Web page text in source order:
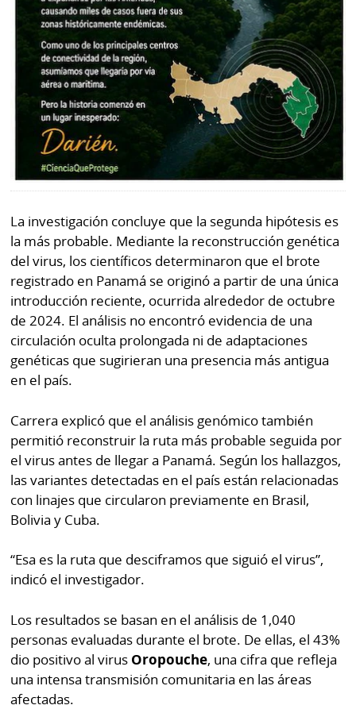
La investigación concluye que la segunda hipótesis es
la más probable. Mediante la reconstrucción genética
del virus, los científicos determinaron que el brote
registrado en Panamá se originó a partir de una única
introducción reciente, ocurrida alrededor de octubre
de 2024. El análisis no encontró evidencia de una
circulación oculta prolongada ni de adaptaciones
genéticas que sugirieran una presencia más antigua
en el país.
Carrera explicó que el análisis genómico también
permitió reconstruir la ruta más probable seguida por
el virus antes de llegar a Panamá. Según los hallazgos,
las variantes detectadas en el país están relacionadas
con linajes que circularon previamente en Brasil,
Bolivia y Cuba.
“Esa es la ruta que desciframos que siguió el virus”,
indicó el investigador.
Los resultados se basan en el análisis de 1,040
personas evaluadas durante el brote. De ellas, el 43%
dio positivo al virus Oropouche, una cifra que refleja
una intensa transmisión comunitaria en las áreas
afectadas.